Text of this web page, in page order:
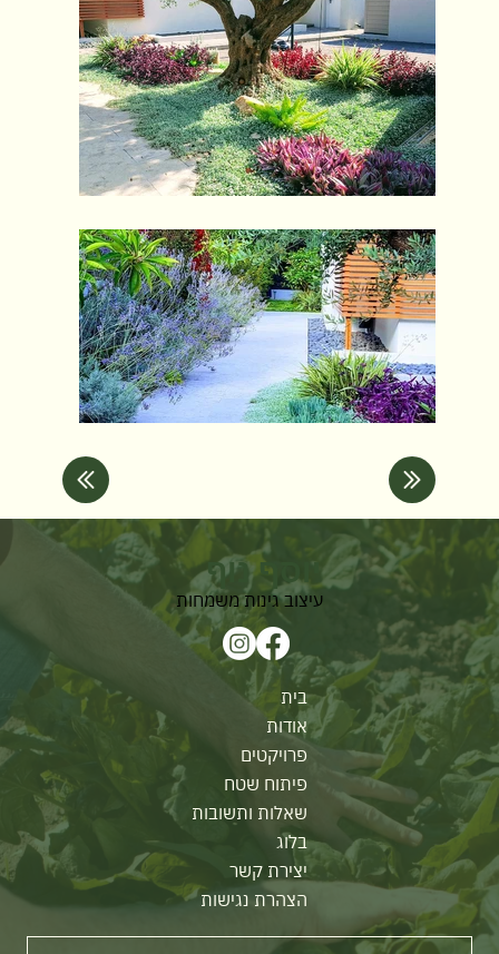
יוסף נוף
עיצוב גינות משמחות
בית
אודות
פרויקטים
פיתוח שטח
שאלות ותשובות
בלוג
יצירת קשר
הצהרת נגישות